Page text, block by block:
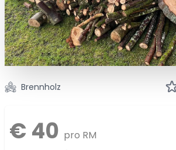
Brennholz
€ 40 pro RM